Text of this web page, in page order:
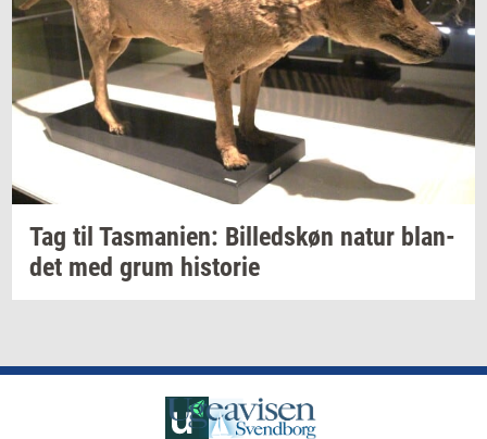
Tag til Tas­ma­ni­en: Bil­leds­køn natur blan­
det med grum hi­sto­rie